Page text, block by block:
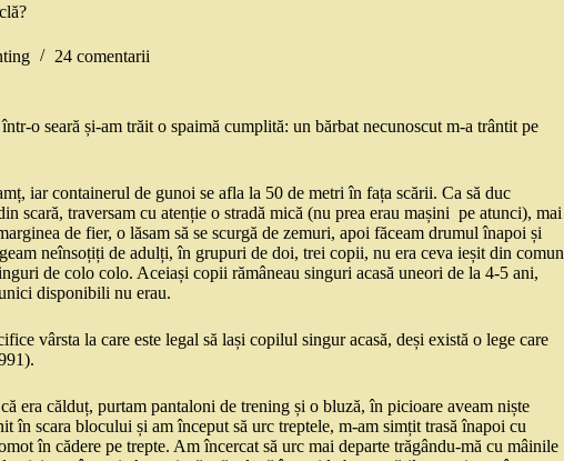
24 comentarii
o seară și-am trăit o spaimă cumplită: un bărbat necunoscut m-a trântit pe
iar containerul de gunoi se afla la 50 de metri în fața scării. Ca să duc
scară, traversam cu atenție o stradă mică (nu prea erau mașini pe atunci), mai
de fier, o lăsam să se scurgă de zemuri, apoi făceam drumul înapoi și
neînsoțiți de adulți, în grupuri de doi, trei copii, nu era ceva ieșit din comun
de colo colo. Aceiași copii rămâneau singuri acasă uneori de la 4-5 ani,
disponibili nu erau.
vârsta la care este legal să lași copilul singur acasă, deși există o lege care
era călduț, purtam pantaloni de trening și o bluză, în picioare aveam niște
în scara blocului și am început să urc treptele, m-am simțit trasă înapoi cu
în cădere pe trepte. Am încercat să urc mai departe trăgându-mă cu mâinile